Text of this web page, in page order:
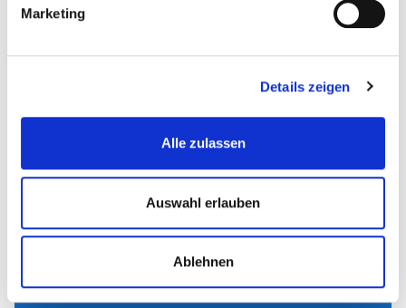
Marketing
Details zeigen
Alle zulassen
Auswahl erlauben
Ablehnen
Aber auch die Abhängigkeit der Hochschulen von
Verwandte Nachrichten
24.02.2026Gemeinsam medizinisches Wissen schützen